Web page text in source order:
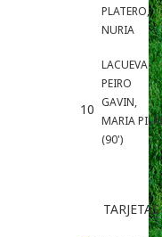
PLATERO,
NURIA
10
LACUEVA-
PEIRO
GAVIN,
MARIA
(90')
TARJETAS